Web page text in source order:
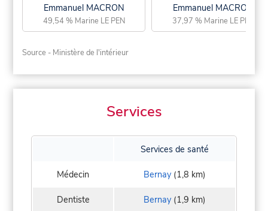
Emmanuel MACRON
49,54 % Marine LE PEN
Emmanuel MACRON
37,97 % Marine LE PEN
Source - Ministère de l'intérieur
Services
Services de santé
Médecin Bernay (1,8 km)
Dentiste Bernay (1,9 km)